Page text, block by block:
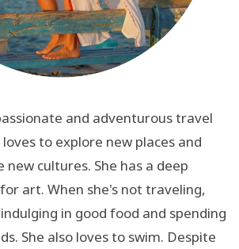
and adventurous travel
to explore new places and
new cultures. She has a deep
art. When she's not traveling,
in good food and spending
She also loves to swim. Despite